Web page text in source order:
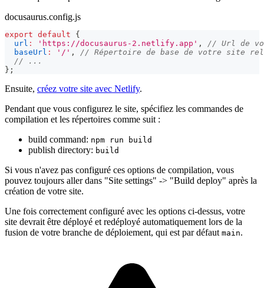
docusaurus.config.js
export default
{
url : 'https://docusaurus-2.netlify.app' ,
// Url de
baseUrl : '/' ,
// Répertoire de base de votre site
// ...
} ;
Ensuite, créez votre site avec Netlify.
Pendant que vous configurez le site, spécifiez les commandes de
compilation et les répertoires comme suit :
build command: npm run build
publish directory: build
Si vous n'avez pas configuré ces options de compilation, vous
pouvez toujours aller dans "Site settings" -> "Build deploy" après la
création de votre site.
Une fois correctement configuré avec les options ci-dessus, votre
site devrait être déployé et redéployé automatiquement lors de la
fusion de votre branche de déploiement, qui est par défaut main.